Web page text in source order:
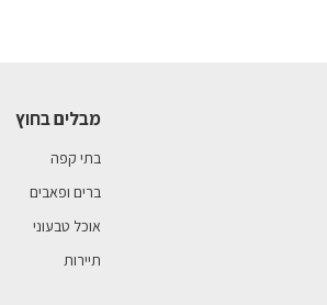
מבלים בחוץ
בתי קפה
ברים ופאבים
אוכל טבעוני
תיירות